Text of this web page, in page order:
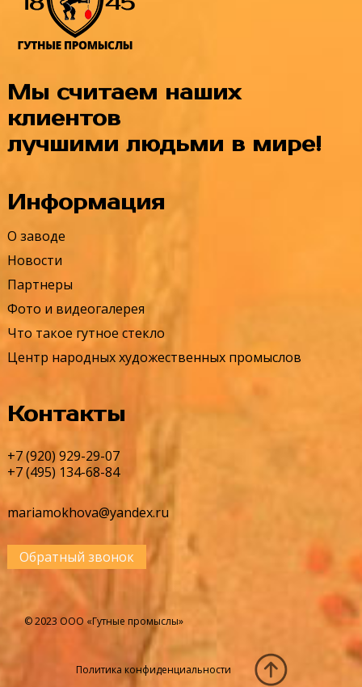
Мы считаем наших
клиентов
лучшими людьми в мире!
Информация
О заводе
Новости
Партнеры
Фото и видеогалерея
Что такое гутное стекло
Центр народных художественных промыслов
Контакты
+7 (920) 929-29-07
+7 (495) 134-68-84
mariamokhova@yandex.ru
Обратный звонок
© 2023 ООО «Гутные промыслы»
Политика конфиденциальности